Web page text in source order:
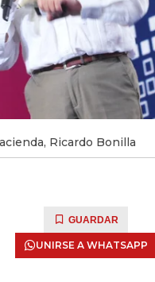
Ricardo Bonilla
GUARDAR
UNIRSE A WHATSAPP